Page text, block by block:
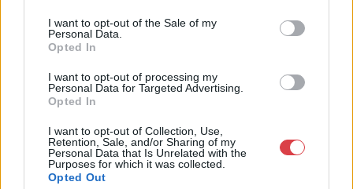
I want to opt-out of the Sale of my
Personal Data.
Opted In
I want to opt-out of processing my
Personal Data for Targeted Advertising.
Opted In
I want to opt-out of Collection, Use,
Retention, Sale, and/or Sharing of my
Personal Data that Is Unrelated with the
Purposes for which it was collected.
Opted Out
KAPCSOLÓDÓ MŰTÁRGYAK